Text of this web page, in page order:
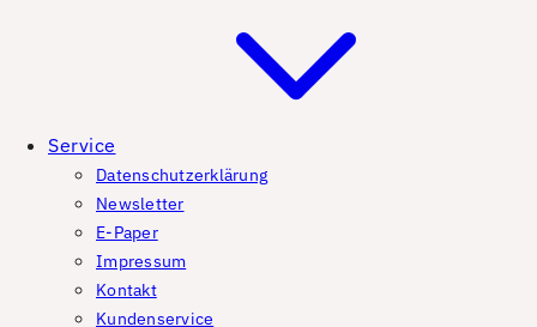
Service
Datenschutzerklärung
Newsletter
E-Paper
Impressum
Kontakt
Kundenservice